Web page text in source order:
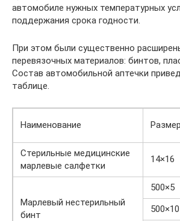
автомобиле нужных температурных
поддержания срока годности.
При этом были существенно
перевязочных материалов: бинтов,
Состав автомобильной аптечки
таблице.
Наименование Размер
Стерильные медицинские
марлевые салфетки
14×16
Марлевый нестерильный
бинт
500×5
500×10